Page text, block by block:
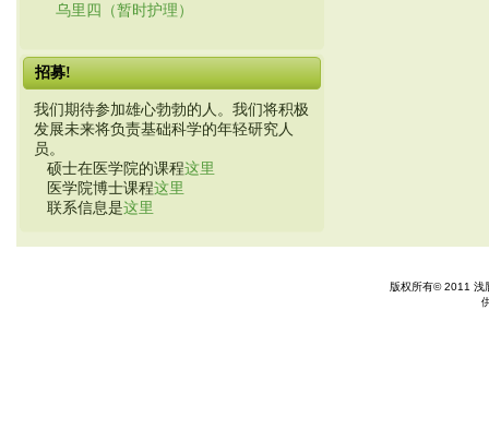
乌里四（暂时护理）
招募!
我们期待参加雄心勃勃的人。我们将积极
发展未来将负责基础科学的年轻研究人
员。
硕士在医学院的课程这里
医学院博士课程这里
联系信息是这里
版权所有© 2011 浅